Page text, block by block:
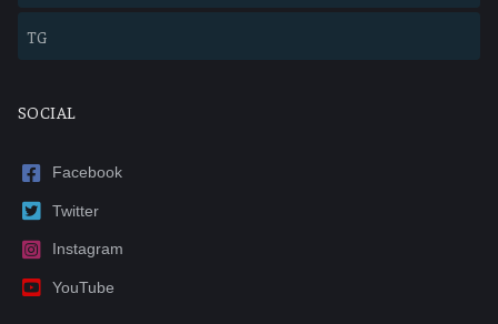
TG
SOCIAL
Facebook
Twitter
Instagram
YouTube